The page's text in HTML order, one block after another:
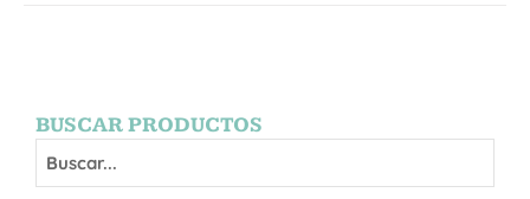
BUSCAR PRODUCTOS